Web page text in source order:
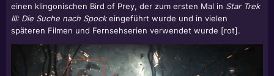
einen klingonischen Bird of Prey, der zum ersten Mal in Star Trek
III: Die Suche nach Spockeingeführt wurde und in vielen
späteren Filmen und Fernsehserien verwendet wurde [rot].